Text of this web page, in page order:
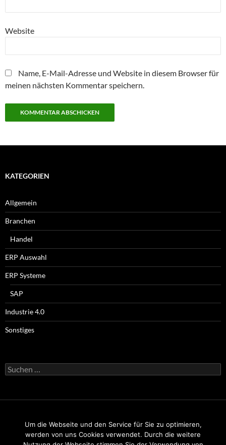
Website
Name, E-Mail-Adresse und Website in diesem Browser für
meinen nächsten Kommentar speichern.
KATEGORIEN
Allgemein
Branchen
Handel
ERP Auswahl
ERP Systeme
SAP
Industrie 4.0
Sonstiges
Suchen
nach:
ImpressumUm die Webseite und den Service für Sie zu optimieren,
werden von uns Cookies verwendet. Durch die weitere